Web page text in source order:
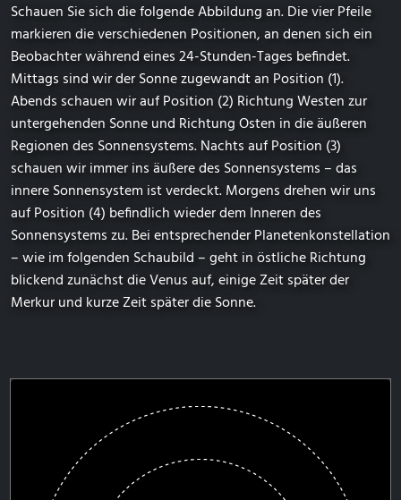
Schauen Sie sich die folgende Abbildung an. Die vier Pfeile
markieren die verschiedenen Positionen, an denen sich ein
Beobachter während eines 24-Stunden-Tages befindet.
Mittags sind wir der Sonne zugewandt an Position (1).
Abends schauen wir auf Position (2) Richtung Westen zur
untergehenden Sonne und Richtung Osten in die äußeren
Regionen des Sonnensystems. Nachts auf Position (3)
schauen wir immer ins äußere des Sonnensystems – das
innere Sonnensystem ist verdeckt. Morgens drehen wir uns
auf Position (4) befindlich wieder dem Inneren des
Sonnensystems zu. Bei entsprechender Planetenkonstellation
– wie im folgenden Schaubild – geht in östliche Richtung
blickend zunächst die Venus auf, einige Zeit später der
Merkur und kurze Zeit später die Sonne.